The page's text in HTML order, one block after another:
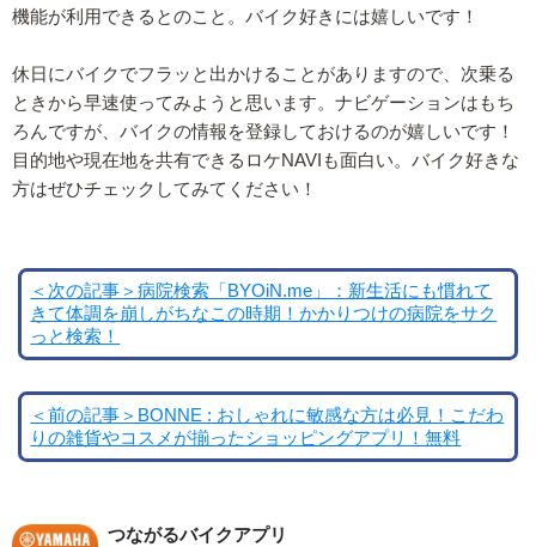
機能が利用できるとのこと。バイク好きには嬉しいです！
休日にバイクでフラッと出かけることがありますので、次乗る
ときから早速使ってみようと思います。ナビゲーションはもち
ろんですが、バイクの情報を登録しておけるのが嬉しいです！
目的地や現在地を共有できるロケNAVIも面白い。バイク好きな
方はぜひチェックしてみてください！
＜次の記事＞病院検索「BYOiN.me」：新生活にも慣れて
きて体調を崩しがちなこの時期！かかりつけの病院をサク
っと検索！
＜前の記事＞BONNE : おしゃれに敏感な方は必見！こだわ
りの雑貨やコスメが揃ったショッピングアプリ！無料
つながるバイクアプリ